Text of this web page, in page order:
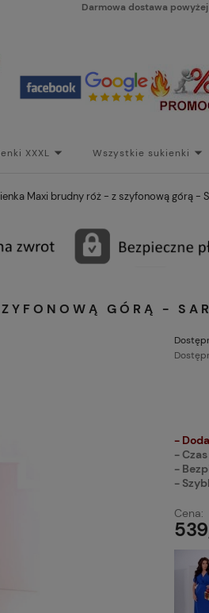
Darmowa dostawa powyżej
XXXL Wszystkie sukienki
Paski Koszt dostawy
Maxi brudny róż - z szyfonową górą -
GÓRĄ -
-
-
-
-
Cena: